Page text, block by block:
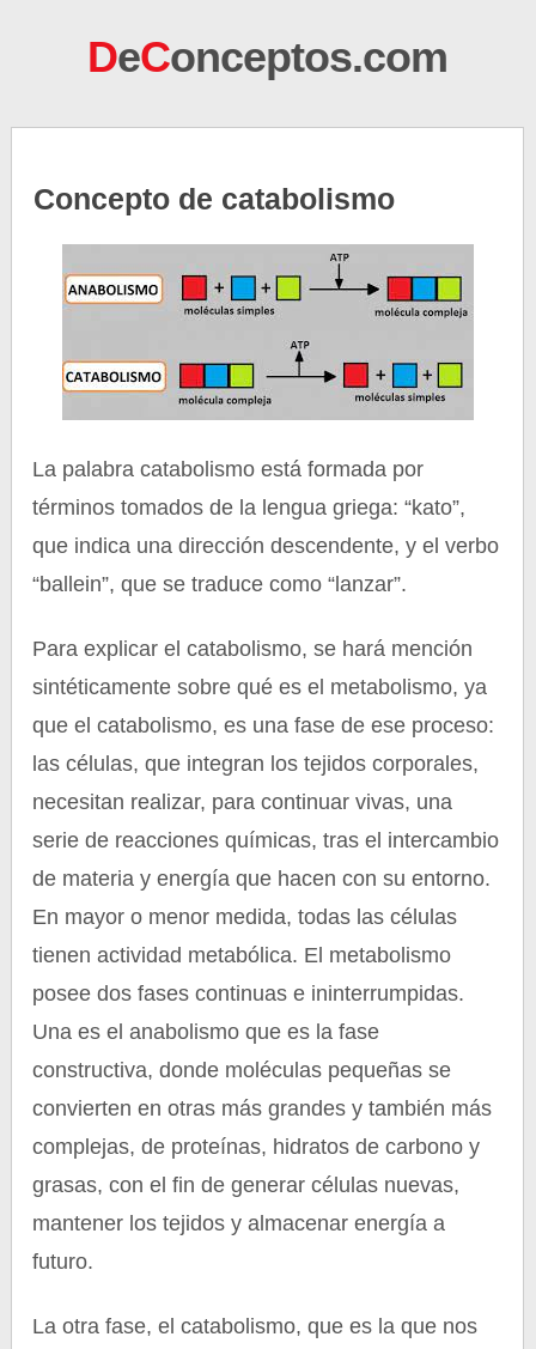
DeConceptos.com
Concepto de catabolismo
La palabra catabolismo está formada por
términos tomados de la lengua griega: “kato”,
que indica una dirección descendente, y el verbo
“ballein”, que se traduce como “lanzar”.
Para explicar el catabolismo, se hará mención
sintéticamente sobre qué es el metabolismo, ya
que el catabolismo, es una fase de ese proceso:
las células, que integran los tejidos corporales,
necesitan realizar, para continuar vivas, una
serie de reacciones químicas, tras el intercambio
de materia y energía que hacen con su entorno.
En mayor o menor medida, todas las células
tienen actividad metabólica. El metabolismo
posee dos fases continuas e ininterrumpidas.
Una es el anabolismo que es la fase
constructiva, donde moléculas pequeñas se
convierten en otras más grandes y también más
complejas, de proteínas, hidratos de carbono y
grasas, con el fin de generar células nuevas,
mantener los tejidos y almacenar energía a
futuro.
La otra fase, el catabolismo, que es la que nos